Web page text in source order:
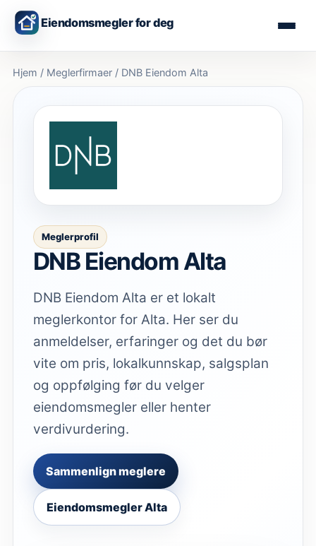
Eiendomsmegler for deg
Hjem / Meglerfirmaer / DNB Eiendom Alta
Meglerprofil
DNB Eiendom Alta
DNB Eiendom Alta er et lokalt
meglerkontor for Alta. Her ser du
anmeldelser, erfaringer og det du bør
vite om pris, lokalkunnskap, salgsplan
og oppfølging før du velger
eiendomsmegler eller henter
verdivurdering.
Sammenlign meglere
Eiendomsmegler Alta